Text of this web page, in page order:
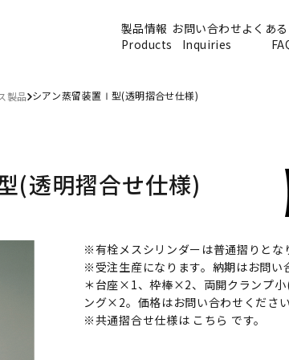
製品情報
Products
お問い合わせ
Inquiries
よくあ
製品 シアン蒸留装置Ⅰ型(透明摺合せ仕様)
(透明摺合せ仕様)
※有栓メスシリンダーは普通摺りとな
※受注生産になります。納期はお問い
＊台座×1、枠棒×2、両開クランプ
ング×2。価格はお問い合わせください
※共通摺合せ仕様は こちら です。